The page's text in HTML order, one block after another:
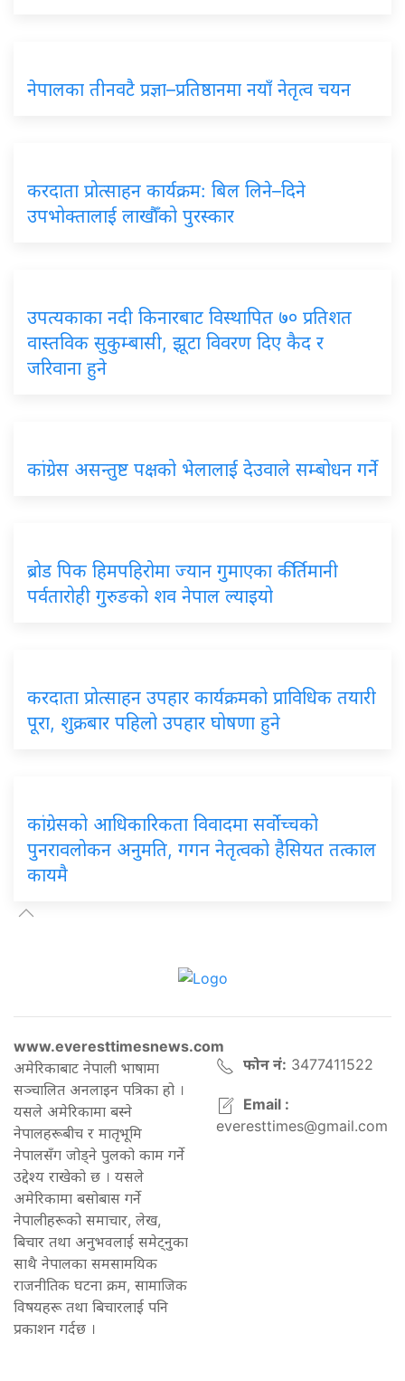
नेपालका तीनवटै प्रज्ञा–प्रतिष्ठानमा नयाँ नेतृत्व चयन
करदाता प्रोत्साहन कार्यक्रम: बिल लिने–दिने
उपभोक्तालाई लाखौँको पुरस्कार
उपत्यकाका नदी किनारबाट विस्थापित ७० प्रतिशत
वास्तविक सुकुम्बासी, झूटा विवरण दिए कैद र
जरिवाना हुने
कांग्रेस असन्तुष्ट पक्षको भेलालाई देउवाले सम्बोधन गर्ने
ब्रोड पिक हिमपहिरोमा ज्यान गुमाएका कीर्तिमानी
पर्वतारोही गुरुङको शव नेपाल ल्याइयो
करदाता प्रोत्साहन उपहार कार्यक्रमको प्राविधिक तयारी
पूरा, शुक्रबार पहिलो उपहार घोषणा हुने
कांग्रेसको आधिकारिकता विवादमा सर्वोच्चको
पुनरावलोकन अनुमति, गगन नेतृत्वको हैसियत तत्काल
कायमै
www.everesttimesnews.com
अमेरिकाबाट नेपाली भाषामा
सञ्चालित अनलाइन पत्रिका हो ।
यसले अमेरिकामा बस्ने
नेपालहरूबीच र मातृभूमि
नेपालसँग जोड्ने पुलको काम गर्ने
उद्देश्य राखेको छ । यसले
अमेरिकामा बसोबास गर्ने
नेपालीहरूको समाचार, लेख,
बिचार तथा अनुभवलाई समेट्नुका
साथै नेपालका समसामयिक
राजनीतिक घटना क्रम, सामाजिक
विषयहरू तथा बिचारलाई पनि
प्रकाशन गर्दछ ।
फोन नं: 3477411522
Email :
everesttimes@gmail.com